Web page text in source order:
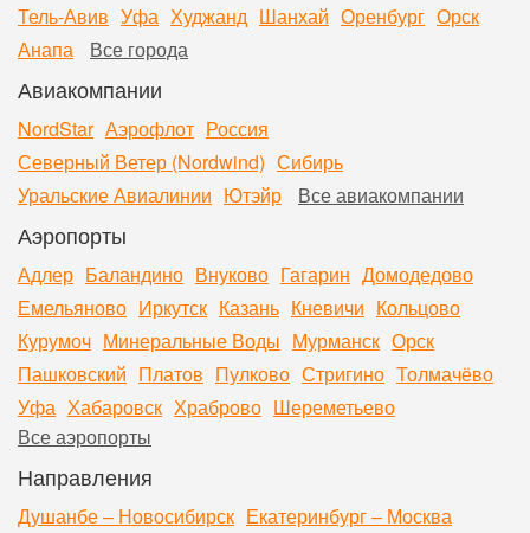
Тель-Авив Уфа Худжанд Шанхай Оренбург Орск
Анапа
Все города
Авиакомпании
NordStar Аэрофлот Россия
Северный Ветер (Nordwind) Сибирь
Уральские Авиалинии Ютэйр Все авиакомпании
Аэропорты
Адлер Баландино Внуково Гагарин Домодедово
Емельяново Иркутск Казань Кневичи Кольцово
Курумоч Минеральные Воды Мурманск Орск
Пашковский Платов Пулково Стригино Толмачёво
Уфа Хабаровск Храброво Шереметьево
Все аэропорты
Направления
Душанбе – Новосибирск Екатеринбург – Москва